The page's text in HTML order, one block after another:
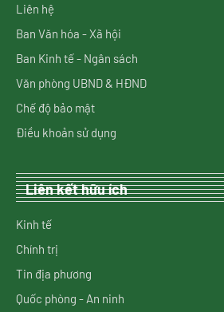
Liên hệ
Ban Văn hóa - Xã hội
Ban Kinh tế - Ngân sách
Văn phòng UBND & HĐND
Chế độ bảo mật
Điều khoản sử dụng
Liên kết hữu ích
Kinh tế
Chính trị
Tin địa phương
Quốc phòng - An ninh